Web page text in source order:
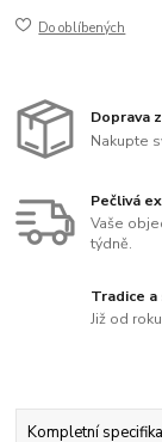
Do oblíbených
Doprava
Nakupte
Pečlivá
Vaše
týdně.
Tradice
Již od
Kompletní